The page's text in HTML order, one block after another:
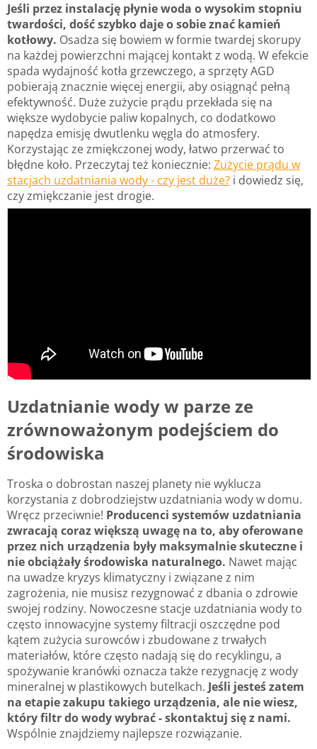
Jeśli przez instalację płynie woda o wysokim stopniu
twardości, dość szybko daje o sobie znać kamień
kotłowy. Osadza się bowiem w formie twardej skorupy
na każdej powierzchni mającej kontakt z wodą. W efekcie
spada wydajność kotła grzewczego, a sprzęty AGD
pobierają znacznie więcej energii, aby osiągnąć pełną
efektywność. Duże zużycie prądu przekłada się na
większe wydobycie paliw kopalnych, co dodatkowo
napędza emisję dwutlenku węgla do atmosfery.
Korzystając ze zmiękczonej wody, łatwo przerwać to
błędne koło. Przeczytaj też koniecznie: Zużycie prądu w
stacjach uzdatniania wody - czy jest duże? i dowiedz się,
czy zmiękczanie jest drogie.
Uzdatnianie wody w parze ze
zrównoważonym podejściem do
środowiska
Troska o dobrostan naszej planety nie wyklucza
korzystania z dobrodziejstw uzdatniania wody w domu.
Wręcz przeciwnie! Producenci systemów uzdatniania
zwracają coraz większą uwagę na to, aby oferowane
przez nich urządzenia były maksymalnie skuteczne i
nie obciążały środowiska naturalnego. Nawet mając
na uwadze kryzys klimatyczny i związane z nim
zagrożenia, nie musisz rezygnować z dbania o zdrowie
swojej rodziny. Nowoczesne stacje uzdatniania wody to
często innowacyjne systemy filtracji oszczędne pod
kątem zużycia surowców i zbudowane z trwałych
materiałów, które często nadają się do recyklingu, a
spożywanie kranówki oznacza także rezygnację z wody
mineralnej w plastikowych butelkach. Jeśli jesteś zatem
na etapie zakupu takiego urządzenia, ale nie wiesz,
który filtr do wody wybrać - skontaktuj się z nami.
Wspólnie znajdziemy najlepsze rozwiązanie.